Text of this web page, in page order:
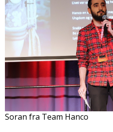
Soran fra Team Hanco